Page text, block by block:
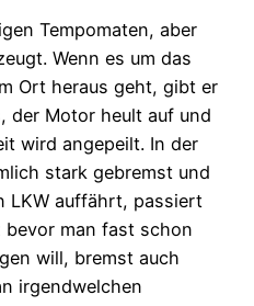
Tempomaten, aber
Wenn es um das
Ort heraus geht, gibt er
der Motor heult auf und
wird angepeilt. In der
stark gebremst und
LKW auffährt, passiert
bevor man fast schon
will, bremst auch
irgendwelchen